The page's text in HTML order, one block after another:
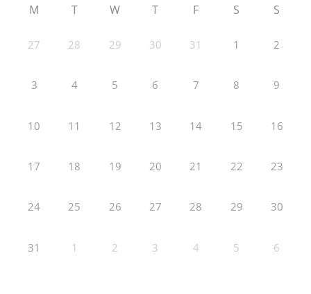
M T W T F S S
27 28 29 30 31 1 2
3 4 5 6 7 8 9
10 11 12 13 14 15 16
17 18 19 20 21 22 23
24 25 26 27 28 29 30
31 1 2 3 4 5 6